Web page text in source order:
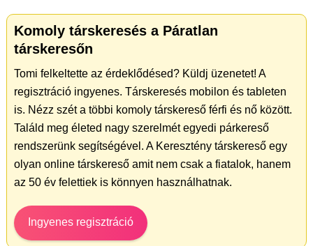
Komoly társkeresés a Páratlan
társkeresőn
Tomi felkeltette az érdeklődésed? Küldj üzenetet! A
regisztráció ingyenes. Társkeresés mobilon és tableten
is. Nézz szét a többi komoly társkereső férfi és nő között.
Találd meg életed nagy szerelmét egyedi párkereső
rendszerünk segítségével. A Keresztény társkereső egy
olyan online társkereső amit nem csak a fiatalok, hanem
az 50 év felettiek is könnyen használhatnak.
Ingyenes regisztráció